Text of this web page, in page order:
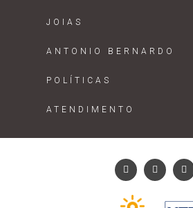
JOIAS
ANTONIO BERNARDO
POLÍTICAS
ATENDIMENTO